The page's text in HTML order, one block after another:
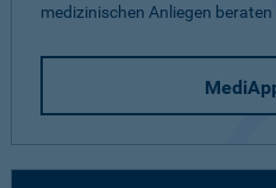
medizinischen Anliegen